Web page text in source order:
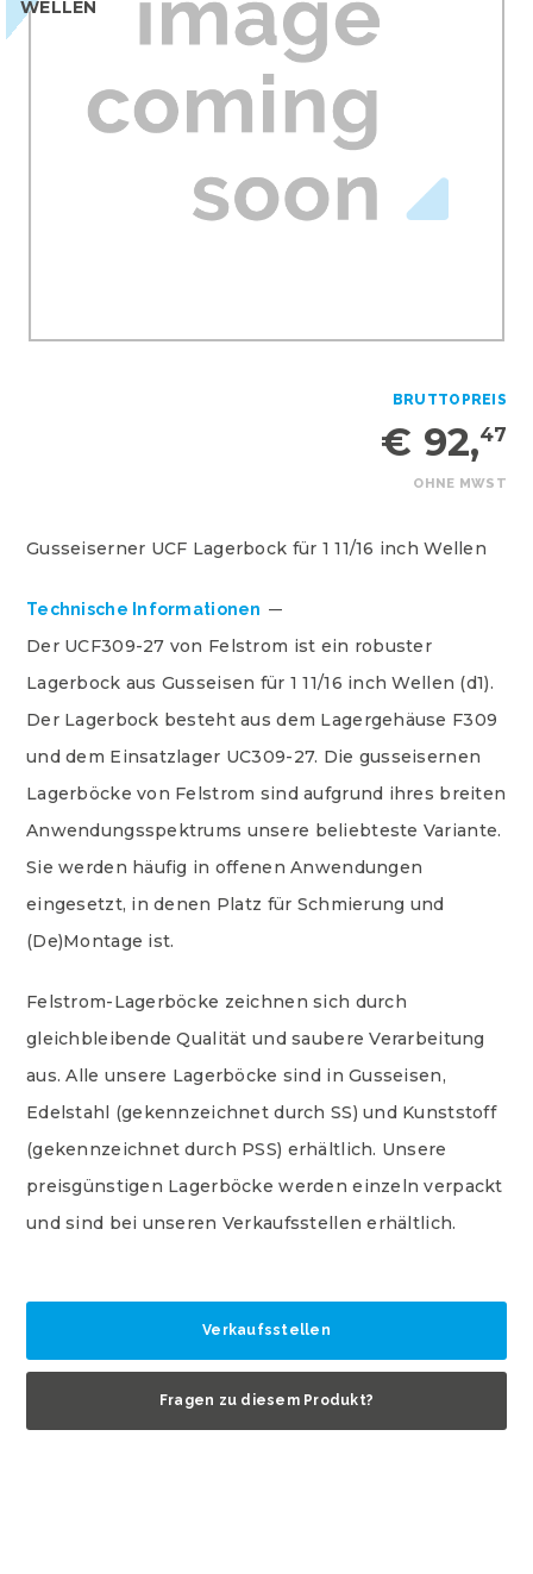
WELLEN
BRUTTOPREIS
OHNE MWST
€ 92,47
Gusseiserner UCF Lagerbock für 1 11/16 inch Wellen
Technische Informationen
Der UCF309-27 von Felstrom ist ein robuster
Lagerbock aus Gusseisen für 1 11/16 inch Wellen (d1).
Der Lagerbock besteht aus dem Lagergehäuse F309
und dem Einsatzlager UC309-27. Die gusseisernen
Lagerböcke von Felstrom sind aufgrund ihres breiten
Anwendungsspektrums unsere beliebteste Variante.
Sie werden häufig in offenen Anwendungen
eingesetzt, in denen Platz für Schmierung und
(De)Montage ist.
Felstrom-Lagerböcke zeichnen sich durch
gleichbleibende Qualität und saubere Verarbeitung
aus. Alle unsere Lagerböcke sind in Gusseisen,
Edelstahl (gekennzeichnet durch SS) und Kunststoff
(gekennzeichnet durch PSS) erhältlich. Unsere
preisgünstigen Lagerböcke werden einzeln verpackt
und sind bei unseren Verkaufsstellen erhältlich.
Verkaufsstellen
Fragen zu diesem Produkt?